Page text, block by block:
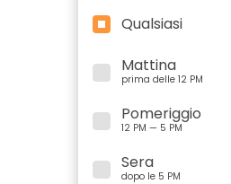
Qualsiasi
Mattina
prima delle 12 PM
Pomeriggio
12 PM — 5 PM
Sera
dopo le 5 PM